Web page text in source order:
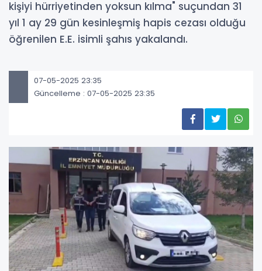
kişiyi hürriyetinden yoksun kılma" suçundan 31
yıl 1 ay 29 gün kesinleşmiş hapis cezası olduğu
öğrenilen E.E. isimli şahıs yakalandı.
07-05-2025 23:35
Güncelleme : 07-05-2025 23:35